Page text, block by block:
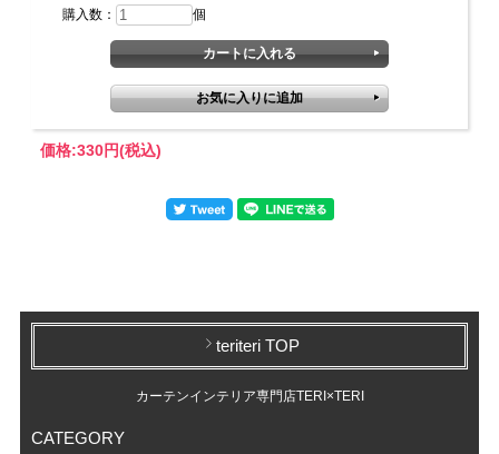
購入数： 個
価格:330円(税込)
teriteri TOP
カーテンインテリア専門店TERI×TERI
CATEGORY